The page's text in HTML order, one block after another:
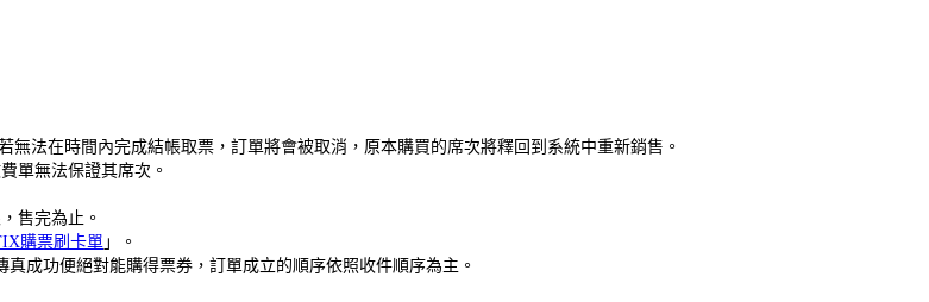
法在時間內完成結帳取票，訂單將會被取消，原本購買的席次將釋回到系統中重新銷售。
單無法保證其席次。
售完為止。
購票刷卡單 」。
成功便絕對能購得票券，訂單成立的順序依照收件順序為主。